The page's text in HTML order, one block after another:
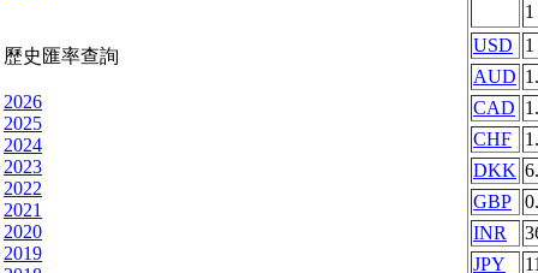
歷史匯率查詢
2026
2025
2024
2023
2022
2021
2020
2019
1
USD
1
AUD
CAD
CHF
DKK
GBP
INR
JPY